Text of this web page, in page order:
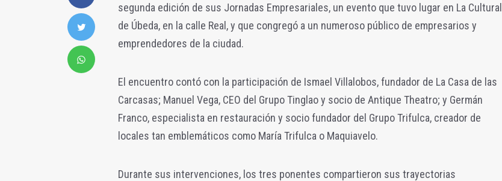
segunda edición de sus Jornadas Empresariales, un evento que tuvo lugar en La Cultural
de Úbeda, en la calle Real, y que congregó a un numeroso público de empresarios y
emprendedores de la ciudad.
El encuentro contó con la participación de Ismael Villalobos, fundador de La Casa de las
Carcasas; Manuel Vega, CEO del Grupo Tinglao y socio de Antique Theatro; y Germán
Franco, especialista en restauración y socio fundador del Grupo Trifulca, creador de
locales tan emblemáticos como María Trifulca o Maquiavelo.
Durante sus intervenciones, los tres ponentes compartieron sus trayectorias